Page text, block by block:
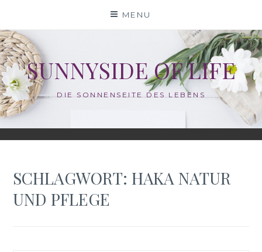
content
MENU
SUNNYSIDE OF LIFE
DIE SONNENSEITE DES LEBENS
SCHLAGWORT:HAKA NATUR
UND PFLEGE